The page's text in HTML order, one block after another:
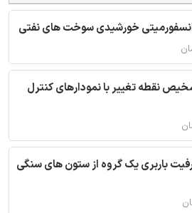
خورشیدی سوخت های نفتی
نقطه تغییر با نمودارهای کنترل
باربری یک گروه از ستون های سنگی